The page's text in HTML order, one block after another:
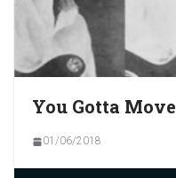
You Gotta Move
01/06/2018